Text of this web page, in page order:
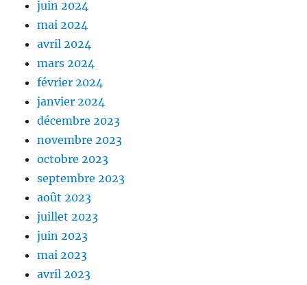
juin 2024
mai 2024
avril 2024
mars 2024
février 2024
janvier 2024
décembre 2023
novembre 2023
octobre 2023
septembre 2023
août 2023
juillet 2023
juin 2023
mai 2023
avril 2023